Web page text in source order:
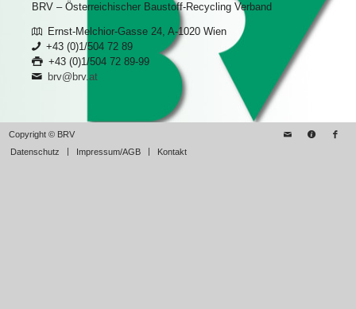
BRV – Österreichischer Baustoff-Recycling Verband
Ernst-Melchior-Gasse 24, A-1020 Wien
+43 (0)1/504 72 89
+43 (0)1/504 72 89-99
brv@brv.at
Copyright © BRV
Datenschutz
Impressum/AGB Kontakt